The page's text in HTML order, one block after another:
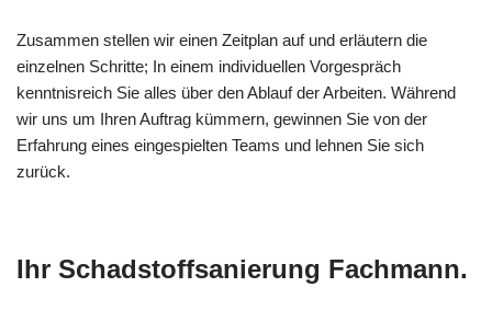
Zusammen stellen wir einen Zeitplan auf und erläutern die
einzelnen Schritte; In einem individuellen Vorgespräch
kenntnisreich Sie alles über den Ablauf der Arbeiten. Während
wir uns um Ihren Auftrag kümmern, gewinnen Sie von der
Erfahrung eines eingespielten Teams und lehnen Sie sich
zurück.
Ihr Schadstoffsanierung Fachmann.